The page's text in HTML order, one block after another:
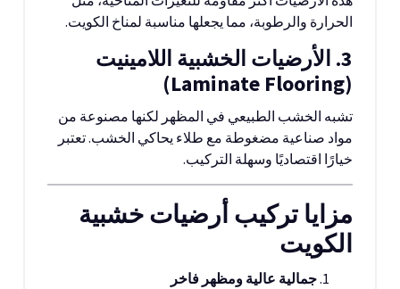
الحرارة والرطوبة، مما يجعلها مناسبة لمناخ الكويت.
3. الأرضيات الخشبية اللامينيت
(Laminate Flooring)
تشبه الخشب الطبيعي في المظهر لكنها مصنوعة من
مواد صناعية مضغوطة مع طلاء يحاكي الخشب. تعتبر
خيارًا اقتصاديًا وسهلة التركيب.
مزايا تركيب أرضيات خشبية
الكويت
جمالية عالية ومظهر فاخر